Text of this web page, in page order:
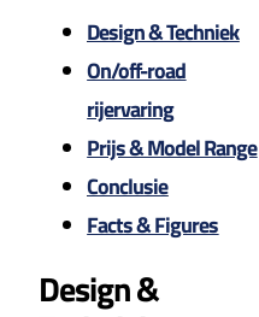
Design & Techniek
On/off-road
rijervaring
Prijs & Model Range
Conclusie
Facts & Figures
Design &